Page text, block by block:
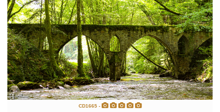
CD1665 -